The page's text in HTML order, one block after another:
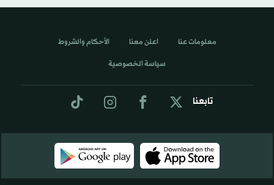
تابعنا
معلومات عنا اعلن معنا الأحكام والشروط
سياسة الخصوصية